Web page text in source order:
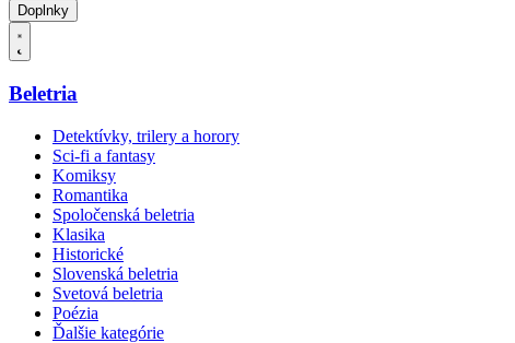
Doplnky
Beletria
Detektívky, trilery a horory
Sci-fi a fantasy
Komiksy
Romantika
Spoločenská beletria
Klasika
Historické
Slovenská beletria
Svetová beletria
Poézia
Ďalšie kategórie